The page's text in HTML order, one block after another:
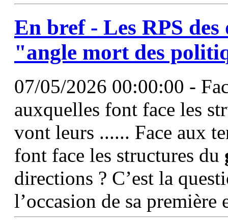
En bref - Les RPS
"angle mort des
07/05/2026 00:00:00 -
auxquelles font face les
vont leurs ...... Face aux
font face les structures du
directions ? C’est la
l’occasion de sa première